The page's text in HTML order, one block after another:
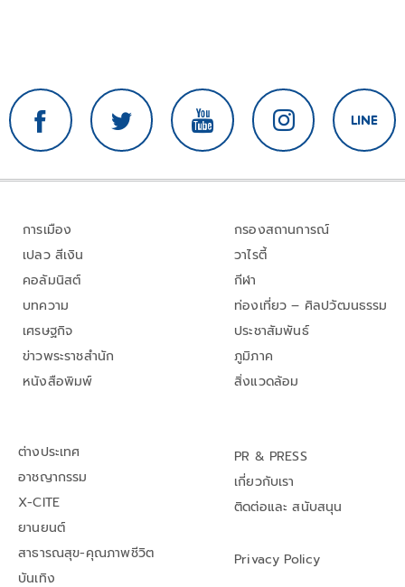
การเมือง
เปลว สีเงิน
คอลัมนิสต์
บทความ
เศรษฐกิจ
ข่าวพระราชสำนัก
หนังสือพิมพ์
กรองสถานการณ์
วาไรตี้
กีฬา
ท่องเที่ยว – ศิลปวัฒนธรรม
ประชาสัมพันธ์
ภูมิภาค
สิ่งแวดล้อม
ต่างประเทศ
อาชญากรรม
X-CITE
ยานยนต์
สาธารณสุข-คุณภาพชีวิต
บันเทิง
PR & PRESS
เกี่ยวกับเรา
ติดต่อและ สนับสนุน
Privacy Policy